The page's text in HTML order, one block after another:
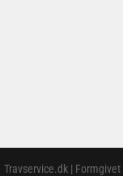
Travservice.dk |